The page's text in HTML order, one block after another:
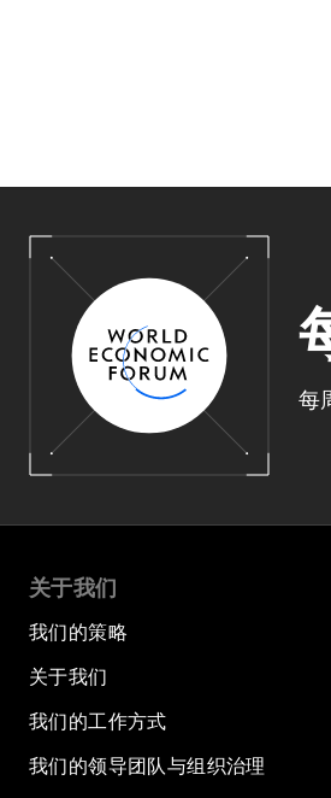
每
关于我们
我们的策略
关于我们
我们的工作方式
我们的领导团队与组织治理